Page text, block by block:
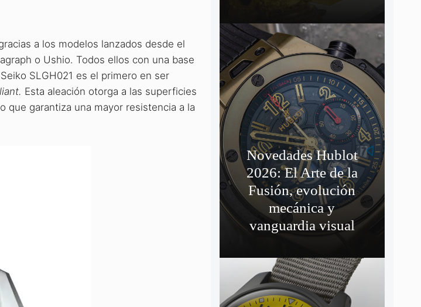
a los modelos lanzados desde el
o Ushio. Todos ellos con una base
SLGH021 es el primero en ser
Esta aleación otorga a las superficies
que garantiza una mayor resistencia a la
Novedades Hublot
2026: El Arte de la
Fusión, evolución
mecánica y
vanguardia visual